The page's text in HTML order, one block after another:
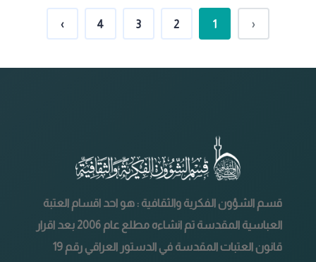
‹
2
3
4
›
قسم الشؤون الفكرية والثقافية : هو احد اقسام العتبة
العباسية المقدسة تم انشاءه مطلع عام 2006 بعد اقرار
قانون العتبات المقدسة في الدستور العراقي رقم 19